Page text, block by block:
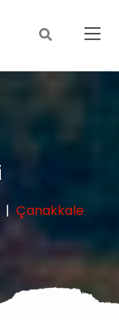
Çanakkale